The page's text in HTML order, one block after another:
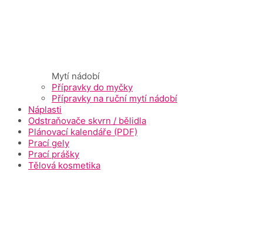
Mytí nádobí
Přípravky do myčky
Přípravky na ruční mytí nádobí
Náplasti
Odstraňovače skvrn / bělidla
Plánovací kalendáře (PDF)
Prací gely
Prací prášky
Tělová kosmetika